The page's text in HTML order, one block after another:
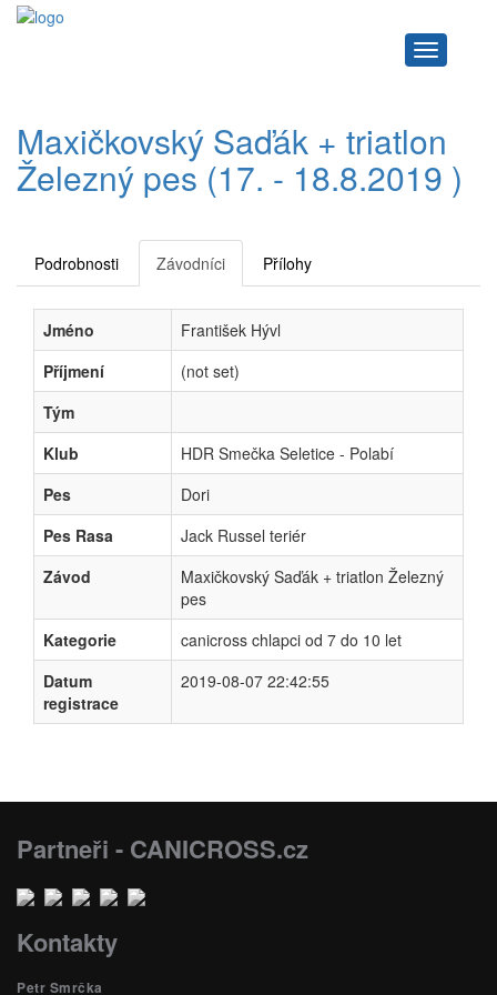
Navigace
Maxičkovský Saďák + triatlon
Železný pes (17. - 18.8.2019 )
Podrobnosti Závodníci Přílohy
Jméno
František Hývl
Příjmení
(not set)
Tým
Klub
HDR Smečka Seletice - Polabí
Pes
Dori
Pes Rasa
Jack Russel teriér
Závod
Maxičkovský Saďák + triatlon Železný
pes
Kategorie
canicross chlapci od 7 do 10 let
Datum
registrace
2019-08-07 22:42:55
Partneři - CANICROSS.cz
Kontakty
Petr Smrčka